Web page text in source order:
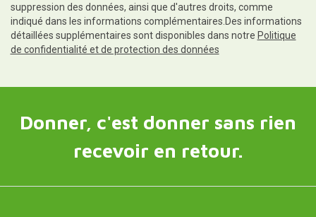
suppression des données, ainsi que d'autres droits, comme
indiqué dans les informations complémentaires.Des informations
détaillées supplémentaires sont disponibles dans notre Politique
de confidentialité et de protection des données
Donner, c'est donner sans rien
recevoir en retour.